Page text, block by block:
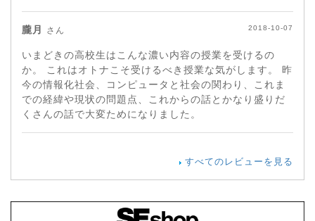
朧月 さん 2018-10-07
いまどきの高校生はこんな濃い内容の授業を受けるの
か。 これはオトナこそ受けるべき授業な気がします。 昨
今の情報化社会、コンピュータと社会の関わり、これま
での経緯や現状の問題点、これからの話とかなり盛りだ
くさんの話で大変ためになりました。
すべてのレビューを見る